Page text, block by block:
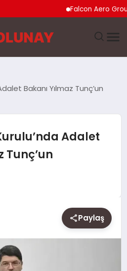
Falcon Aero Group,
Bakanı Yılmaz Tunç’un
Adalet
Tunç’un
Paylaş